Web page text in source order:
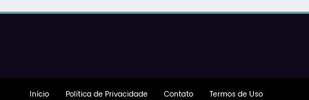
Início Política de Privacidade Contato
Termos de Uso